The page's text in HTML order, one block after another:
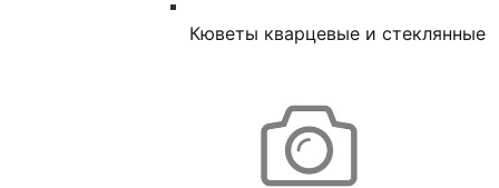
Кюветы кварцевые и стеклянные